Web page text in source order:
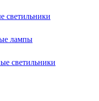
светильники
лампы
светильники